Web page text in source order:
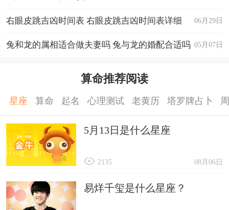
06月29日
右眼皮跳吉凶时间表 右眼皮跳吉凶时间表详细
05月07日
兔和龙的属相适合做夫妻吗 兔与龙的婚配合适吗
算命推荐阅读
星座 算命 起名 心理测试 老黄历 塔罗牌占卜
5月13日是什么星座
08月06日
2135
易烊千玺是什么星座？